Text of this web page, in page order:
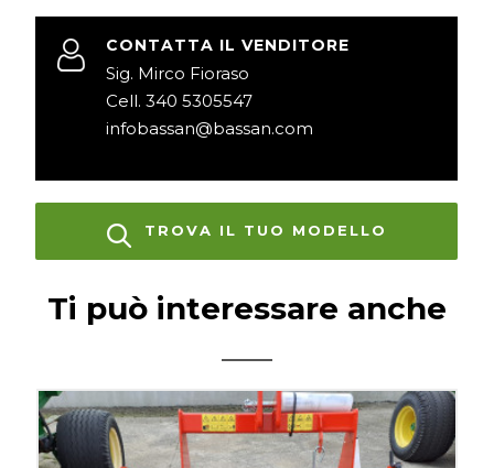
CONTATTA IL VENDITORE
Sig. Mirco Fioraso
Cell. 340 5305547
infobassan@bassan.com
TROVA IL TUO MODELLO
Ti può interessare anche